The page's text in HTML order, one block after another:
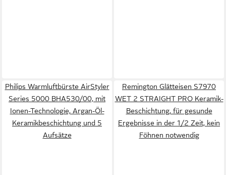
Philips Warmluftbürste AirStyler
Series 5000 BHA530/00, mit
Ionen-Technologie, Argan-Öl-
Keramikbeschichtung und 5
Aufsätze
Remington Glätteisen S7970
WET 2 STRAIGHT PRO Keramik-
Beschichtung, für gesunde
Ergebnisse in der 1/2 Zeit, kein
Föhnen notwendig